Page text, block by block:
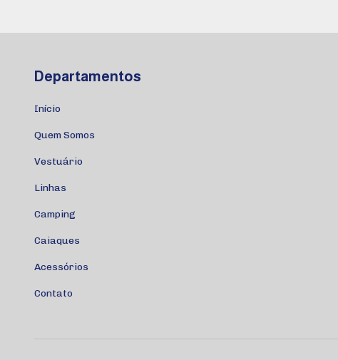
Departamentos
Início
Quem Somos
Vestuário
Linhas
Camping
Caiaques
Acessórios
Contato